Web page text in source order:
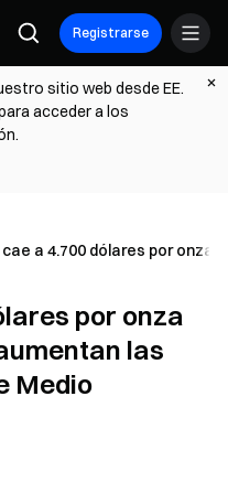
Registrarse
sitio web desde EE.
acceder a los
cae a 4.700 dólares por
por onza
las
Medio